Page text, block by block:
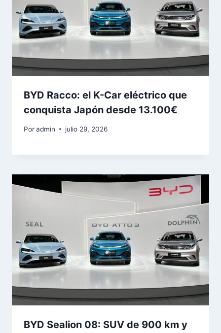
BYD Racco: el K-Car eléctrico que
conquista Japón desde 13.100€
Poradmin julio 29, 2026
BYD Sealion 08: SUV de 900 km y